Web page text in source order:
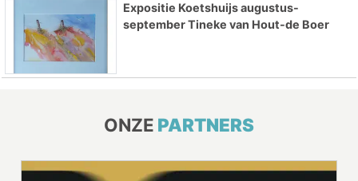
Expositie Koetshuijs augustus-
september Tineke van Hout-de Boer
ONZE PARTNERS